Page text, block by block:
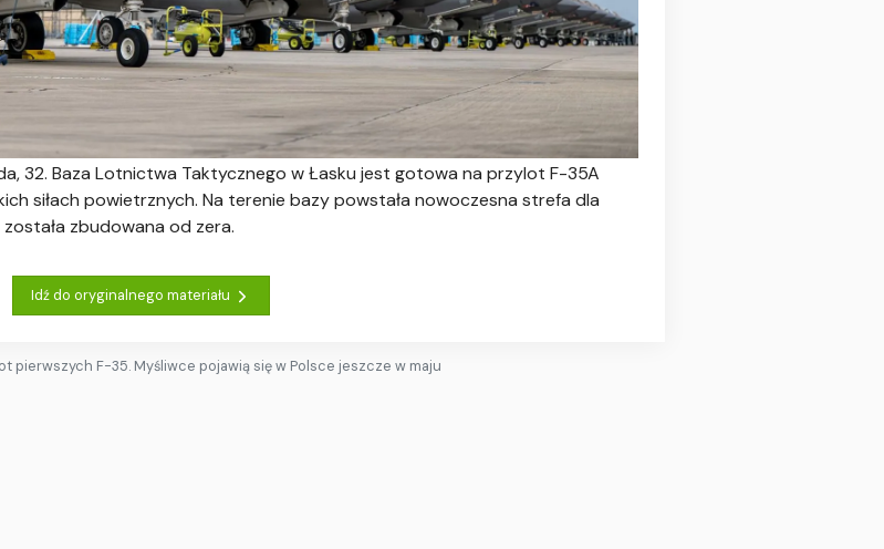
32. Baza Lotnictwa Taktycznego w Łasku jest gotowa na przylot F-35A
siłach powietrznych. Na terenie bazy powstała nowoczesna strefa dla
zbudowana od zera.
Idź do oryginalnego materiału
pierwszych F-35. Myśliwce pojawią się w Polsce jeszcze w maju